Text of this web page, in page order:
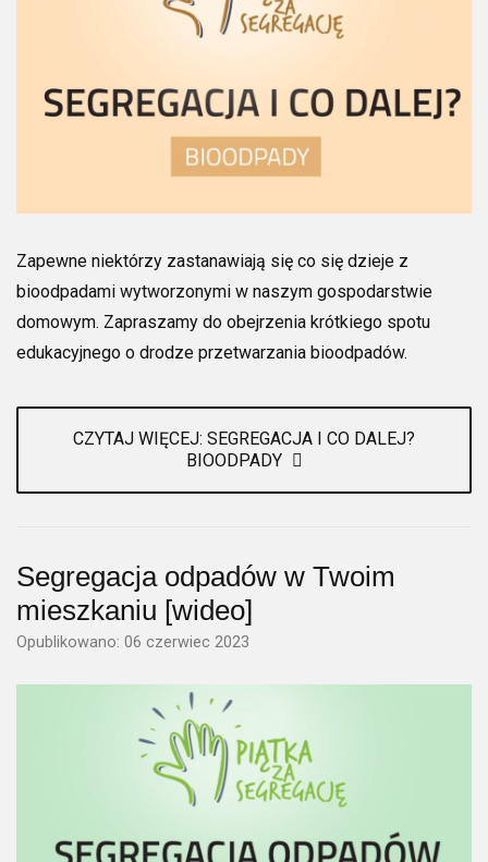
Zapewne niektórzy zastanawiają się co się dzieje z
bioodpadami wytworzonymi w naszym gospodarstwie
domowym. Zapraszamy do obejrzenia krótkiego spotu
edukacyjnego o drodze przetwarzania bioodpadów.
CZYTAJ WIĘCEJ: SEGREGACJA I CO DALEJ?
BIOODPADY
Segregacja odpadów w Twoim
mieszkaniu [wideo]
Opublikowano: 06 czerwiec 2023